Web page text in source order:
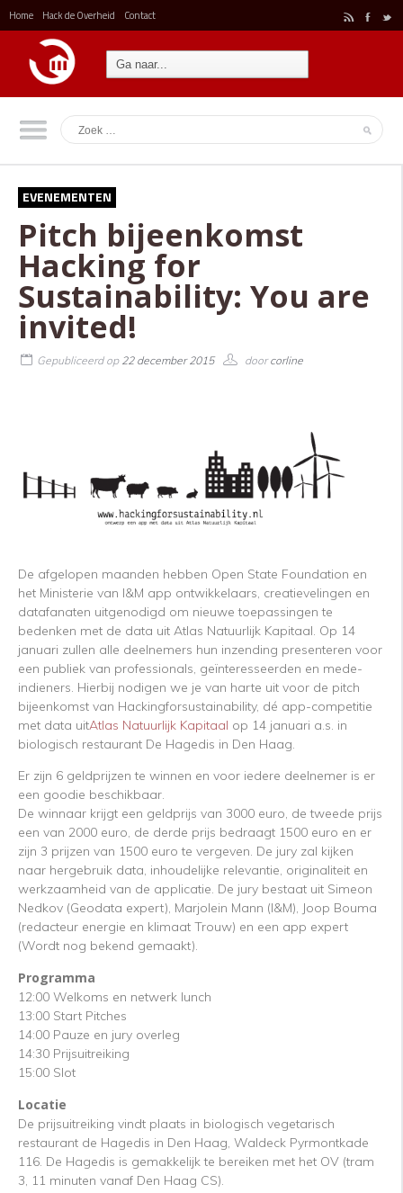
Home Hack de Overheid Contact r F t
EVENEMENTEN
Pitch bijeenkomst
Hacking for
Sustainability: You are
invited!
Gepubliceerd op 22 december 2015 doorcorline
De afgelopen maanden hebben Open State Foundation en
het Ministerie van I&M app ontwikkelaars, creatievelingen en
datafanaten uitgenodigd om nieuwe toepassingen te
bedenken met de data uit Atlas Natuurlijk Kapitaal. Op 14
januari zullen alle deelnemers hun inzending presenteren voor
een publiek van professionals, geïnteresseerden en mede-
indieners. Hierbij nodigen we je van harte uit voor de pitch
bijeenkomst van Hackingforsustainability, dé app-competitie
met data uitAtlas Natuurlijk Kapitaal op 14 januari a.s. in
biologisch restaurant De Hagedis in Den Haag.
Er zijn 6 geldprijzen te winnen en voor iedere deelnemer is er
een goodie beschikbaar.
De winnaar krijgt een geldprijs van 3000 euro, de tweede prijs
een van 2000 euro, de derde prijs bedraagt 1500 euro en er
zijn 3 prijzen van 1500 euro te vergeven. De jury zal kijken
naar hergebruik data, inhoudelijke relevantie, originaliteit en
werkzaamheid van de applicatie. De jury bestaat uit Simeon
Nedkov (Geodata expert), Marjolein Mann (I&M), Joop Bouma
(redacteur energie en klimaat Trouw) en een app expert
(Wordt nog bekend gemaakt).
Programma
12:00 Welkoms en netwerk lunch
13:00 Start Pitches
14:00 Pauze en jury overleg
14:30 Prijsuitreiking
15:00 Slot
Locatie
De prijsuitreiking vindt plaats in biologisch vegetarisch
restaurant de Hagedis in Den Haag, Waldeck Pyrmontkade
116. De Hagedis is gemakkelijk te bereiken met het OV (tram
3, 11 minuten vanaf Den Haag CS).